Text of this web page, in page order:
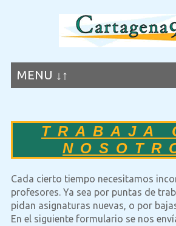
MENU ↓↑
TRABAJA
Cada cierto tiempo necesitamos
profesores. Ya sea por puntas de
pidan asignaturas nuevas, o por
En el siguiente formulario se nos